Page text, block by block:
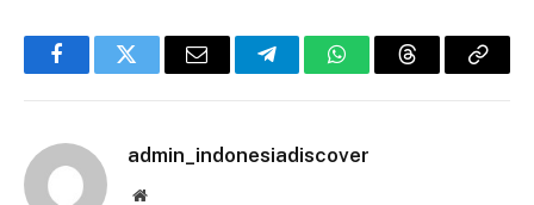
FacebookTwitter Email TelegramWhatsAppThreadsCopy
admin_indonesiadiscover
Website